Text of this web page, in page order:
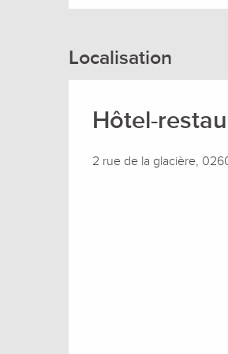
Localisation
Hôtel-
2 rue de la glacière,